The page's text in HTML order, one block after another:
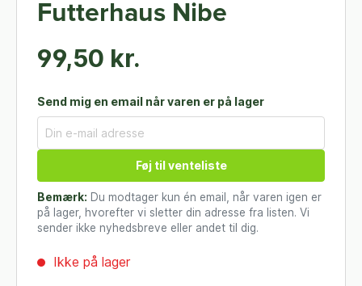
Futterhaus Nibe
99,50 kr.
Send mig en email når varen er på lager
Føj til venteliste
Bemærk: Du modtager kun én email, når varen igen er
på lager, hvorefter vi sletter din adresse fra listen. Vi
sender ikke nyhedsbreve eller andet til dig.
Ikke på lager